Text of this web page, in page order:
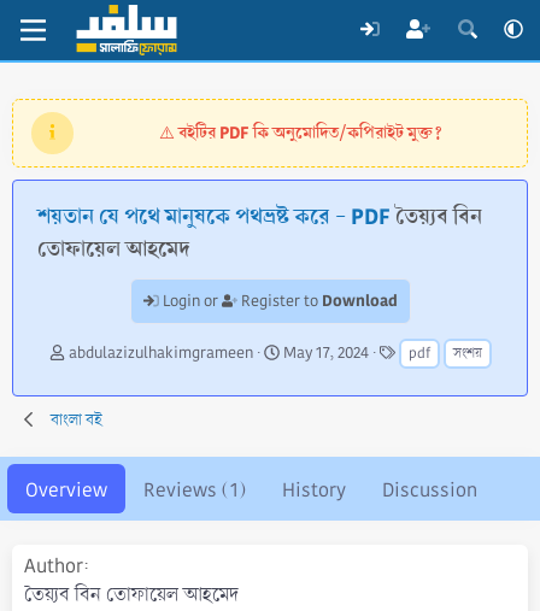
⚠️বইটির PDF কি অনুমোদিত/কপিরাইট মুক্ত?
শয়তান যে পথে মানুষকে পথভ্রষ্ট করে - PDFতৈয়্যব বিন
তোফায়েল আহমেদ
Login or Register to Download
A
t
h
r
abdulazizulhakimgrameen
C
e
i
o
May 17, 2024
T
a
g
pdf সংশয়
বাংলা বই
Overview Reviews (1) History Discussion
Author
তৈয়্যব বিন তোফায়েল আহমেদ